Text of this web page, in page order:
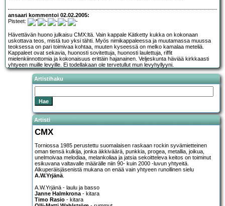
ansaari kommentoi 02.02.2005:
Pisteet:
Hävettävän huono julkaisu CMX:ltä. Vain kappale Kätketty kukka on kokonaan
uskottava teos, mistä tuo yksi tähti. Myös nimikappaleessa ja muutamassa muussa
teoksessa on pari toimivaa kohtaa, muuten kyseessä on melko kamalaa meteliä.
Kappaleet ovat sekavia, huonosti sovitettuja, huonosti laulettuja, riffit
mielenkiinnottomia ja kokonaisuus erittäin hajanainen. Veljeskunta häviää kirkkaasti
yhtyeen muille levyille. Ei todellakaan ole tervetullut mun levyhyllyyni.
Artistihaku
Artisti
CMX
Torniossa 1985 perustettu suomalaisen raskaan rockin syvämietteinen
oman tiensä kulkija, jonka äkkiväärä, punkkia, progea, metallia, joikua,
unelmoivaa melodiaa, melankoliaa ja jatsia sekoitteleva keitos on toiminut
esikuvana valtavalle määrälle niin 90- kuin 2000 -luvun yhtyeitä.
Alkuperäisjäsenistä mukana on enää vain yhtyeen runollinen sielu
A.W.Yrjänä.
A.W.Yrjänä - laulu ja basso
Janne Halmkrona- kitara
Timo Rasio - kitara